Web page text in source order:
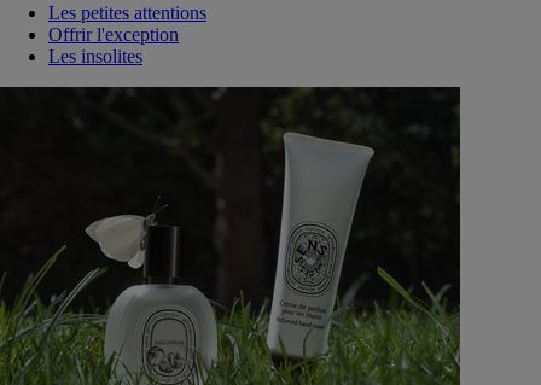
Les petites attentions
Offrir l'exception
Les insolites